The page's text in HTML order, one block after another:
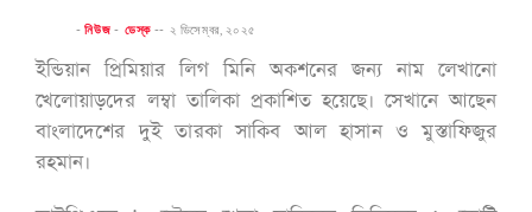
-নিউজ - ডেস্ক -- ২ ডিসেম্বর, ২০২৫
ইন্ডিয়ান প্রিমিয়ার লিগ মিনি অকশনের জন্য নাম লেখানো
খেলোয়াড়দের লম্বা তালিকা প্রকাশিত হয়েছে। সেখানে আছেন
বাংলাদেশের দুই তারকা সাকিব আল হাসান ও মুস্তাফিজুর
রহমান।